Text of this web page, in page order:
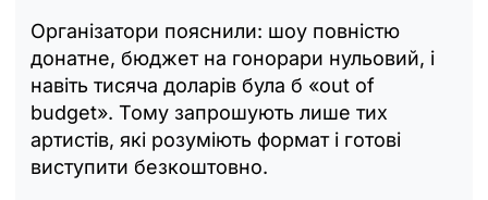
Організатори пояснили: шоу повністю
донатне, бюджет на гонорари нульовий, і
навіть тисяча доларів була б «out of
budget». Тому запрошують лише тих
артистів, які розуміють формат і готові
виступити безкоштовно.